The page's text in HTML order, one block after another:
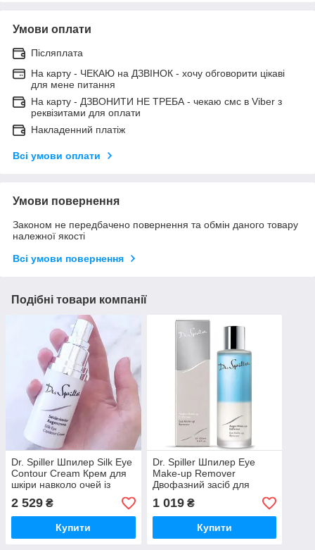
Умови оплати
Післяплата
На карту - ЧЕКАЮ на ДЗВІНОК - хочу обговорити цікаві
для мене питання
На карту - ДЗВОНИТИ НЕ ТРЕБА - чекаю смс в Viber з
реквізитами для оплати
Накладенний платіж
Всі умови оплати
Умови повернення
Законом не передбачено повернення та обмін даного товару
належної якості
Всі умови повернення
Подібні товари компанії
Dr. Spiller Шпилер Silk Eye
Contour Cream Крем для
шкіри навколо очей із
протеїнами шовку, 20 мл
2 529 ₴
Купити
Dr. Spiller Шпилер Eye
Make-up Remover
Двофазний засіб для
зняття макіяжу з очей, 200
мл
1 019₴
Купити